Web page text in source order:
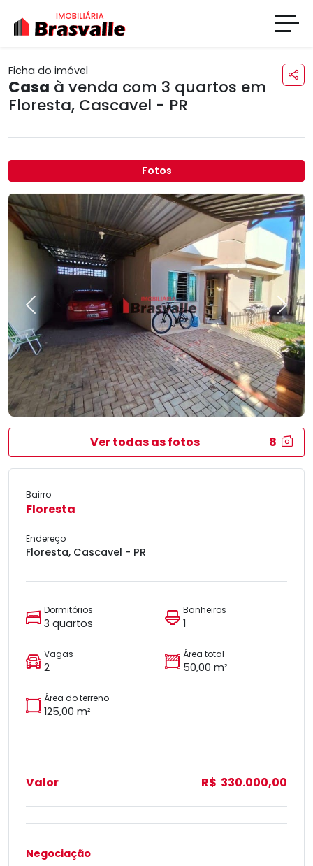
Ficha do imóvel
Casa à venda com 3 quartos em
Floresta, Cascavel - PR
Fotos
Previous Next
Ver todas as fotos 8
Bairro
Floresta
Endereço
Floresta, Cascavel - PR
Dormitórios
3 quartos
Banheiros
1
Vagas
2
Área total
50,00 m²
Área do terreno
125,00 m²
Valor R$ 330.000,00
Negociação